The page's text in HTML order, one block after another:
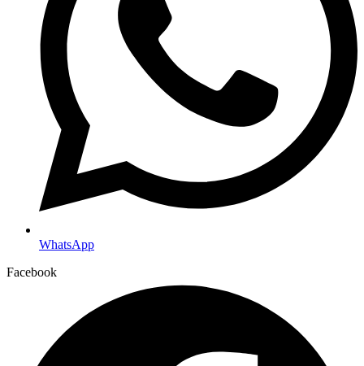
WhatsApp
Facebook